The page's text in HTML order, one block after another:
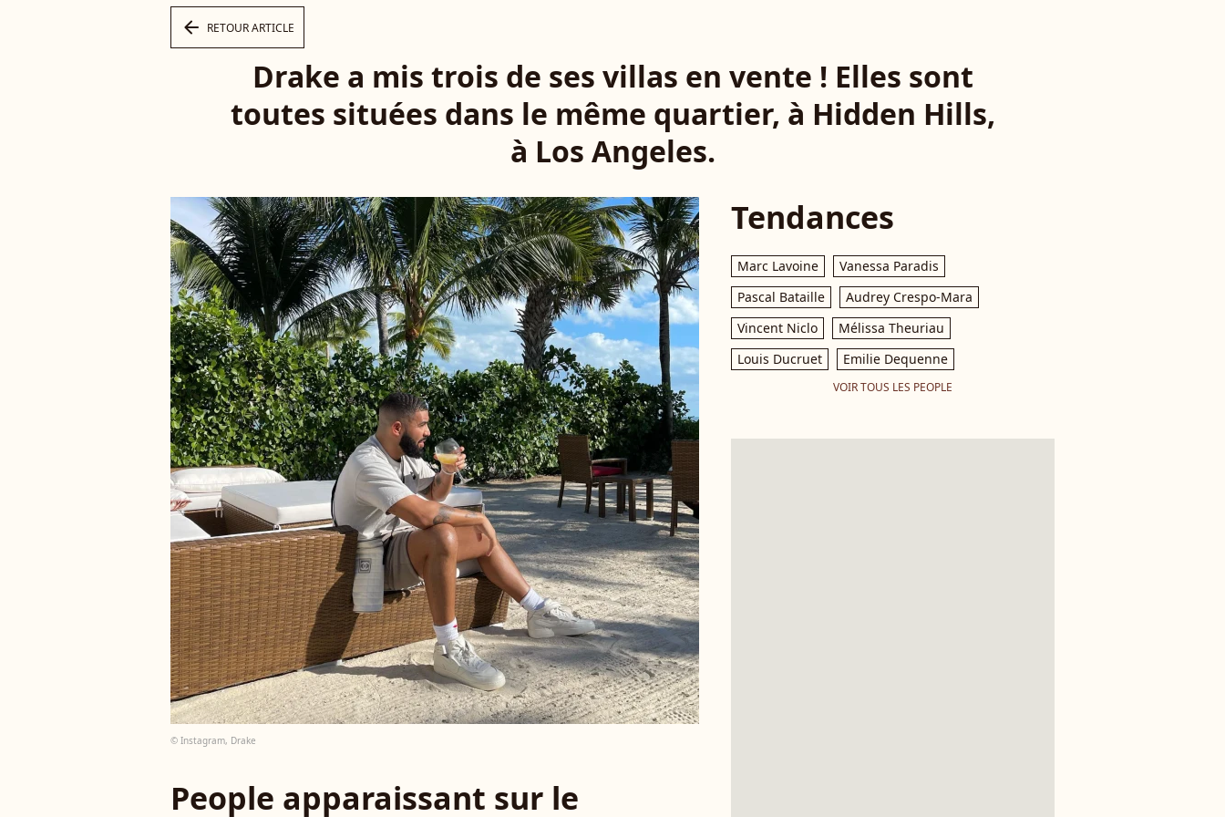
arrow_left RETOUR ARTICLE
Drake a mis trois de ses villas en vente ! Elles sont
toutes situées dans le même quartier, à Hidden Hills,
à Los Angeles.
© Instagram, Drake
People apparaissant sur le
Tendances
Marc Lavoine
Vanessa Paradis
Pascal Bataille
Audrey Crespo-Mara
Vincent Niclo
Mélissa Theuriau
Louis Ducruet
Emilie Dequenne
VOIR TOUS LES PEOPLE